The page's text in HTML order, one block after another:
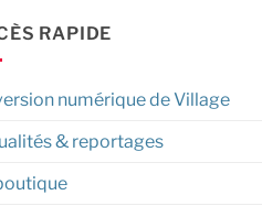
RAPIDE
numérique de Village
& reportages